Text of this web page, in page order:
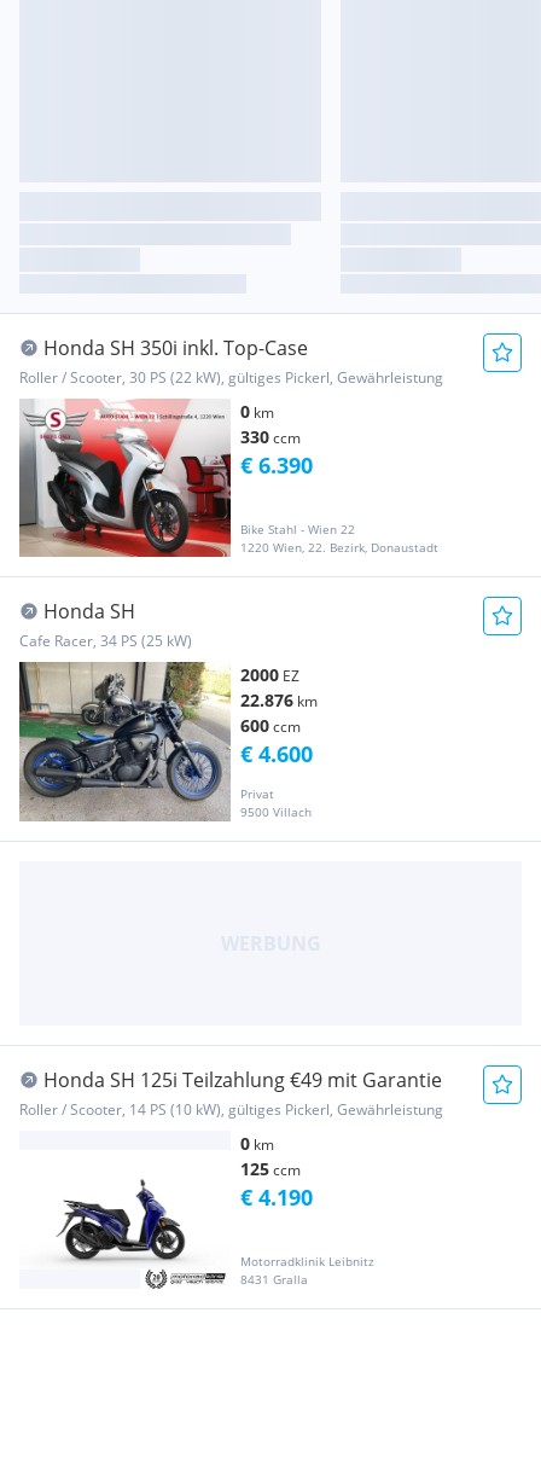
Honda SH 350i inkl. Top-Case
Roller / Scooter, 30 PS (22 kW), gültiges Pickerl, Gewährleistung
0 km
330ccm
Bike Stahl - Wien 22
1220 Wien, 22. Bezirk, Donaustadt
€ 6.390
Honda SH
Cafe Racer, 34 PS (25 kW)
2000 EZ
22.876 km
600ccm
Privat
9500 Villach
€ 4.600
Honda SH 125i Teilzahlung €49 mit Garantie
Roller / Scooter, 14 PS (10 kW), gültiges Pickerl, Gewährleistung
0 km
125ccm
Motorradklinik Leibnitz
8431 Gralla
€ 4.190